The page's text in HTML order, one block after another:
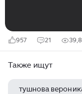
957 21
Также ищут
тушнова